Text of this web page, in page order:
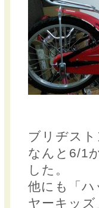
ブリヂス
なんと6/1
した。
他にも「
ヤーキッズ